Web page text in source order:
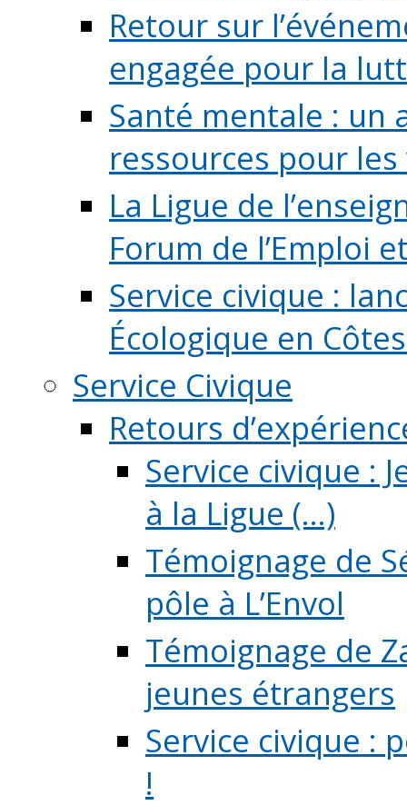
Retour sur
engagée pour la
Santé mentale : un
ressources pour
La Ligue de
Forum de l’Emploi
Service civique :
Écologique en
Service Civique
Retours
Service civique :
à la Ligue (...)
Témoignage de
pôle à L’Envol
Témoignage de
jeunes étrangers
Service civique :
!